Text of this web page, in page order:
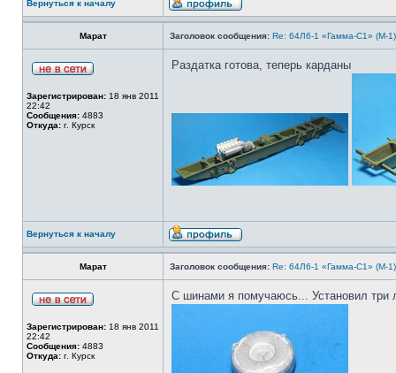
Вернуться к началу
Марат Заголовок сообщения: Re: 64Л6-1 «Гамма-С1» (М-
Зарегистрирован: 18 янв 2011
22:42
Сообщения: 4883
Откуда: г. Курск
Раздатка готова, теперь карданы
Вернуться к началу
Марат Заголовок сообщения: Re: 64Л6-1 «Гамма-С1» (М-
Зарегистрирован: 18 янв 2011
22:42
Сообщения: 4883
Откуда: г. Курск
С шинами я помучаюсь... Установил три